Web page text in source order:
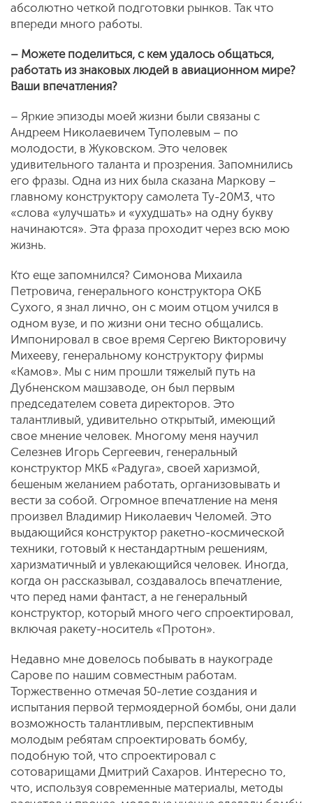
абсолютно четкой подготовки рынков. Так что
впереди много работы.
– Можете поделиться, с кем удалось общаться,
работать из знаковых людей в авиационном мире?
Ваши впечатления?
– Яркие эпизоды моей жизни были связаны с
Андреем Николаевичем Туполевым – по
молодости, в Жуковском. Это человек
удивительного таланта и прозрения. Запомнились
его фразы. Одна из них была сказана Маркову –
главному конструктору самолета Ту-20М3, что
«слова «улучшать» и «ухудшать» на одну букву
начинаются». Эта фраза проходит через всю мою
жизнь.
Кто еще запомнился? Симонова Михаила
Петровича, генерального конструктора ОКБ
Сухого, я знал лично, он с моим отцом учился в
одном вузе, и по жизни они тесно общались.
Импонировал в свое время Сергею Викторовичу
Михееву, генеральному конструктору фирмы
«Камов». Мы с ним прошли тяжелый путь на
Дубненском машзаводе, он был первым
председателем совета директоров. Это
талантливый, удивительно открытый, имеющий
свое мнение человек. Многому меня научил
Селезнев Игорь Сергеевич, генеральный
конструктор МКБ «Радуга», своей харизмой,
бешеным желанием работать, организовывать и
вести за собой. Огромное впечатление на меня
произвел Владимир Николаевич Челомей. Это
выдающийся конструктор ракетно-космической
техники, готовый к нестандартным решениям,
харизматичный и увлекающийся человек. Иногда,
когда он рассказывал, создавалось впечатление,
что перед нами фантаст, а не генеральный
конструктор, который много чего спроектировал,
включая ракету-носитель «Протон».
Недавно мне довелось побывать в наукограде
Сарове по нашим совместным работам.
Торжественно отмечая 50-летие создания и
испытания первой термоядерной бомбы, они дали
возможность талантливым, перспективным
молодым ребятам спроектировать бомбу,
подобную той, что спроектировал с
сотоварищами Дмитрий Сахаров. Интересно то,
что, используя современные материалы, методы